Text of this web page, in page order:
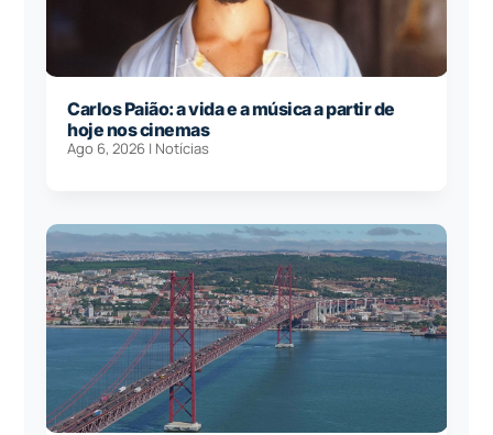
Carlos Paião: a vida e a música a partir de
hoje nos cinemas
Ago 6, 2026 | Notícias